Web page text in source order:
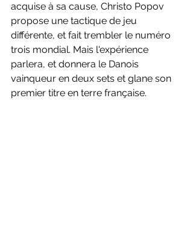
acquise à sa cause, Christo Popov
propose une tactique de jeu
différente, et fait trembler le numéro
trois mondial. Mais l'expérience
parlera, et donnera le Danois
vainqueur en deux sets et glane son
premier titre en terre française.